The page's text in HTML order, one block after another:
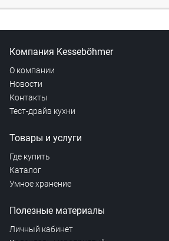
Компания Kesseböhmer
О компании
Новости
Контакты
Тест-драйв кухни
Товары и услуги
Где купить
Каталог
Умное хранение
Полезные материалы
Личный кабинет